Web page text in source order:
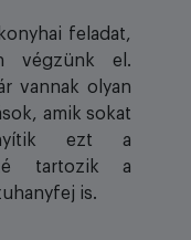
feladat,
végzünk el.
vannak olyan
amik sokat
ezt a
tartozik a
is.